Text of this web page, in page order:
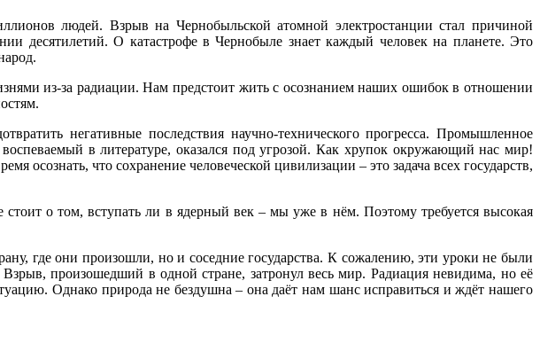
людей. Взрыв на Чернобыльской атомной электростанции стал причиной
десятилетий. О катастрофе в Чернобыле знает каждый человек на планете. Это
из-за радиации. Нам предстоит жить с осознанием наших ошибок в отношении
негативные последствия научно-технического прогресса. Промышленное
в литературе, оказался под угрозой. Как хрупок окружающий нас мир!
что сохранение человеческой цивилизации – это задача всех государств,
о том, вступать ли в ядерный век – мы уже в нём. Поэтому требуется высокая
где они произошли, но и соседние государства. К сожалению, эти уроки не были
произошедший в одной стране, затронул весь мир. Радиация невидима, но её
Однако природа не бездушна – она даёт нам шанс исправиться и ждёт нашего